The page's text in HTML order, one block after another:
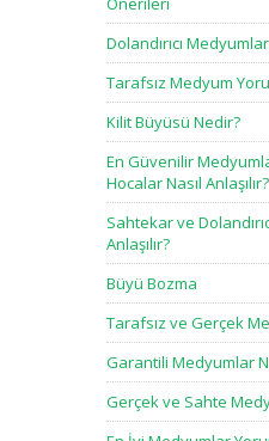
Dolandırıcı
Tarafsız Medyum
Kilit Büyüsü Nedir?
En Güvenilir
Hocalar Nasıl Anlaşılır?
Sahtekar ve
Anlaşılır?
Büyü Bozma
Tarafsız ve Gerçek
Garantili Medyumlar
Gerçek ve Sahte